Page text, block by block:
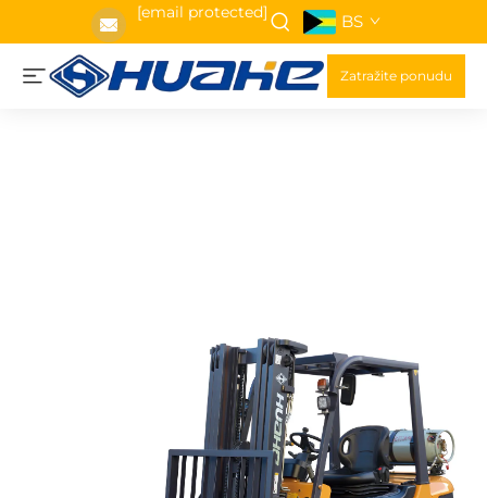
[email protected] BS
Zatražite ponudu